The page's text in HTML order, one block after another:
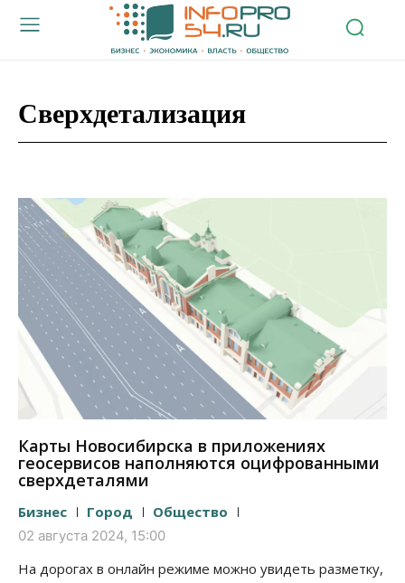
Сверхдетализация
Карты Новосибирска в приложениях
геосервисов наполняются оцифрованными
сверхдеталями
Бизнес Город Общество
02 августа 2024, 15:00
На дорогах в онлайн режиме можно увидеть разметку,